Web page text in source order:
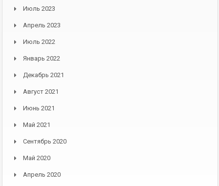
Июль 2023
Апрель 2023
Июль 2022
Январь 2022
Декабрь 2021
Август 2021
Июнь 2021
Май 2021
Сентябрь 2020
Май 2020
Апрель 2020